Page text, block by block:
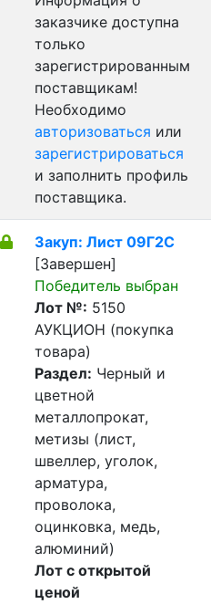
заказчике доступна
только
зарегистрированным
поставщикам!
Необходимо
авторизоваться или
зарегистрироваться
и заполнить профиль
поставщика.
Закуп: Лист 09Г2С
[Завершен]
Победитель выбран
Лот №: 5150
АУКЦИОН (покупка
товара)
Раздел: Черный и
цветной
металлопрокат,
метизы (лист,
швеллер, уголок,
арматура,
проволока,
оцинковка, медь,
алюминий)
Лот с открытой
ценой